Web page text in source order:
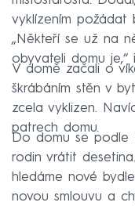
vyklízením požádat
„Někteří se už na
obyvateli domu je,“
V domě začali o
škrábáním stěn v
zcela vyklizen.
patrech domu.
Do domu se podle
rodin vrátit
hledáme nové
novou smlouvu a